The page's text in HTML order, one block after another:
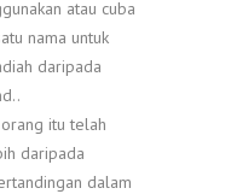
atau cuba
nama untuk
daripada
itu telah
daripada
dalam